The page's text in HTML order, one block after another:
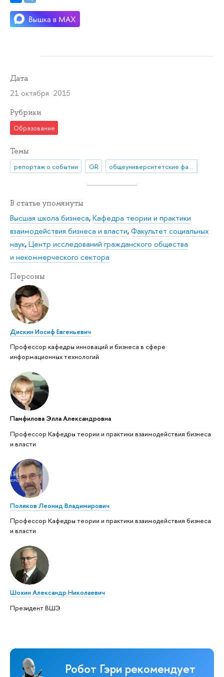
Дата
21 октября 2015
Рубрики
Образование
Темы
репортаж о событии GR
В статье упомянуты
Высшая школа бизнеса,Кафедра теории и практики
взаимодействия бизнеса и власти,Факультет социальных
наук,Центр исследований гражданского общества
и некоммерческого сектора
Персоны
Дискин Иосиф Евгеньевич
Профессор кафедры инноваций и бизнеса в сфере
информационных технологий
Памфилова Элла Александровна
Профессор Кафедры теории и практики взаимодействия бизнеса
и власти
Поляков Леонид Владимирович
Профессор Кафедры теории и практики взаимодействия бизнеса
и власти
Шохин Александр Николаевич
Президент ВШЭ
Робот Гэри рекомендует